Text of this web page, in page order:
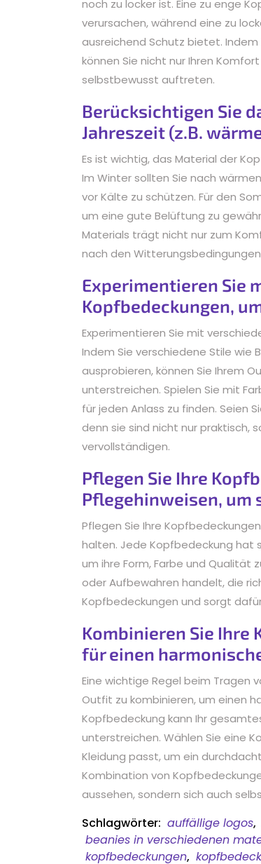
noch zu locker ist. Eine zu enge
verursachen, während eine zu
ausreichend Schutz bietet.
können Sie nicht nur Ihren
selbstbewusst auftreten.
Berücksichtigen Sie
Jahreszeit (z.B.
Es ist wichtig, das Material der
Im Winter sollten Sie nach
vor Kälte zu schützen. Für den
um eine gute Belüftung zu
Materials trägt nicht nur zum
nach den
Experimentieren Sie
Kopfbedeckungen,
Experimentieren Sie mit
Indem Sie verschiedene Stile wie
ausprobieren, können Sie Ihrem
unterstreichen. Spielen Sie mit
für jeden Anlass zu finden. Seien
denn sie sind nicht nur praktisch,
vervollständigen.
Pflegen Sie Ihre
Pflegehinweisen, um
Pflegen Sie Ihre
halten. Jede Kopfbedeckung hat
um ihre Form, Farbe und Qualität
oder Aufbewahren handelt, die
Kopfbedeckungen und sorgt
Kombinieren Sie Ihre
für einen
Eine wichtige Regel beim Tragen
Outfit zu kombinieren, um einen
Kopfbedeckung kann Ihr
unterstreichen. Wählen Sie eine
Kleidung passt, um ein
Kombination von
aussehen, sondern sich auch
Schlagwörter: auffällige logos,
beanies in verschiedenen
kopfbedeckungen,